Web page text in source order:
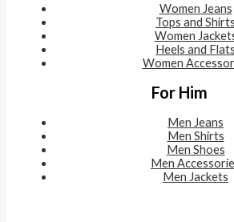
Women Jeans
Tops and Shirts
Women
Heels and Flats
Women
For Him
Men Jeans
Men Shirts
Men Shoes
Men
Men Jackets